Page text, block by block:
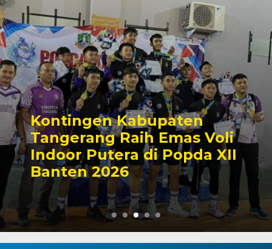
Kontingen Kabupaten
Tangerang Raih Emas Voli
Indoor Putera di Popda XII
Banten 2026